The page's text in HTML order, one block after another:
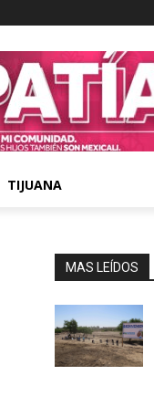
TIJUANA
MAS LEÍDOS